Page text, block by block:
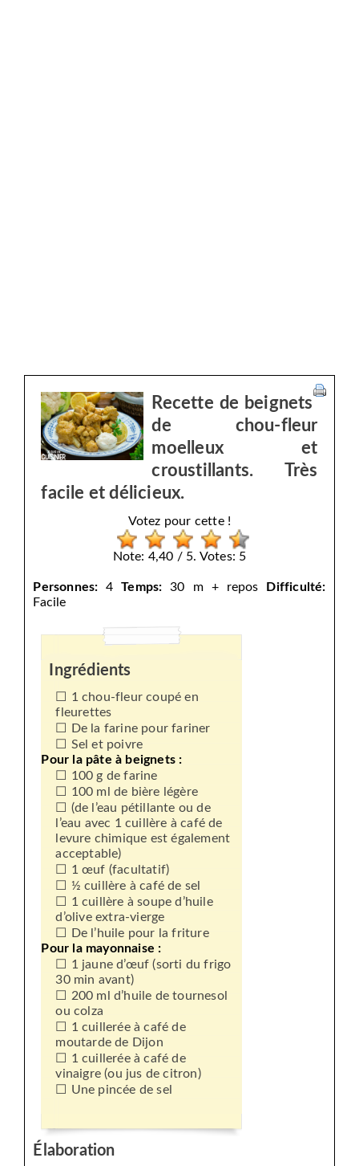
Recette de beignets
de chou-fleur
moelleux et
croustillants. Très
facile et délicieux.
Votez pour cette !
Note: 4,40 / 5. Votes: 5
Personnes: 4 Temps: 30 m + repos
Difficulté:
Facile
Ingrédients
1 chou-fleur coupé en
fleurettes
De la farine pour fariner
Sel et poivre
Pour la pâte à beignets :
100 g de farine
100 ml de bière légère
(de l’eau pétillante ou de
l’eau avec 1 cuillère à café de
levure chimique est également
acceptable)
1 œuf (facultatif)
½ cuillère à café de sel
1 cuillère à soupe d’huile
d’olive extra-vierge
De l’huile pour la friture
Pour la mayonnaise :
1 jaune d’œuf (sorti du frigo
30 min avant)
200 ml d’huile de tournesol
ou colza
1 cuillerée à café de
moutarde de Dijon
1 cuillerée à café de
vinaigre (ou jus de citron)
Une pincée de sel
Élaboration